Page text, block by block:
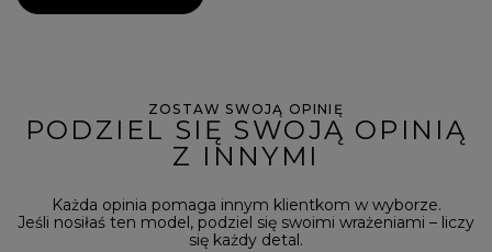
ZOSTAW SWOJĄ OPINIĘ
PODZIEL SIĘ SWOJĄ OPINIĄ
Z INNYMI
Każda opinia pomaga innym klientkom w wyborze.
Jeśli nosiłaś ten model, podziel się swoimi wrażeniami – liczy
się każdy detal.